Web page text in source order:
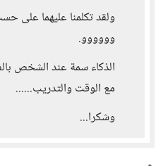
ولقد تكلمنا عليهما
وووووو.
الذكاء سمة عند الشخص
مع الوقت والتدريب......
وشكرا...